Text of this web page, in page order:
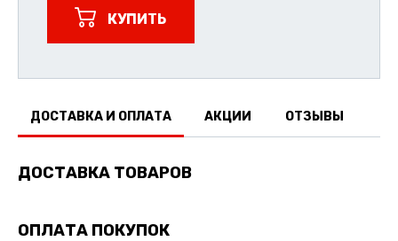
КУПИТЬ
ДОСТАВКА И ОПЛАТА АКЦИИ ОТЗЫВЫ
ДОСТАВКА ТОВАРОВ
ОПЛАТА ПОКУПОК